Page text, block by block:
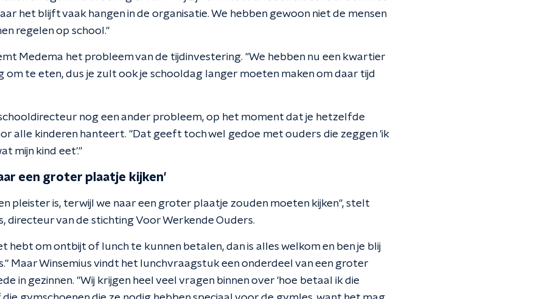
het blijft vaak hangen in de organisatie. We hebben gewoon niet de mensen
regelen op school."
Medema het probleem van de tijdinvestering. "We hebben nu een kwartier
om te eten, dus je zult ook je schooldag langer moeten maken om daar tijd
nog een ander probleem, op het moment dat je hetzelfde
alle kinderen hanteert. "Dat geeft toch wel gedoe met ouders die zeggen 'ik
mijn kind eet'."
een groter plaatje kijken'
pleister is, terwijl we naar een groter plaatje zouden moeten kijken", stelt
directeur van de stichting Voor Werkende Ouders.
hebt om ontbijt of lunch te kunnen betalen, dan is alles welkom en ben je blij
Maar Winsemius vindt het lunchvraagstuk een onderdeel van een groter
in gezinnen. "Wij krijgen heel veel vragen binnen over 'hoe betaal ik die